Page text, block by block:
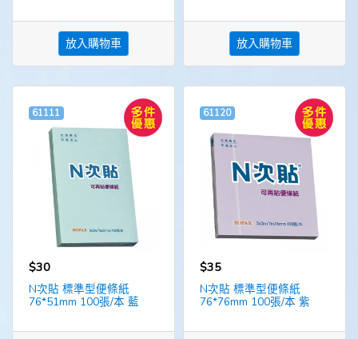
放入購物車 放入購物車
61111
$30
N次貼 標準型便條紙
76*51mm 100張/本 藍
61120
$35
N次貼 標準型便條紙
76*76mm 100張/本 紫